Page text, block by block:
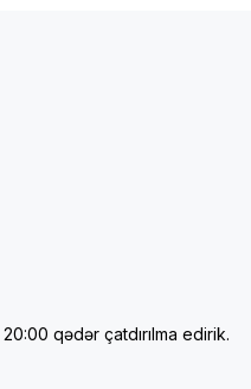
qədər çatdırılma edirik.